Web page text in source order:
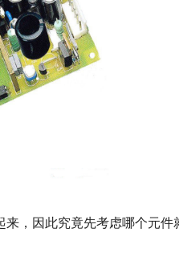
，因此究竟先考虑哪个元件